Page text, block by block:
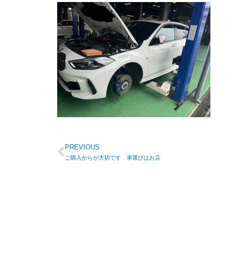
PREVIOUS
ご購入からが大切です 車選びはお店